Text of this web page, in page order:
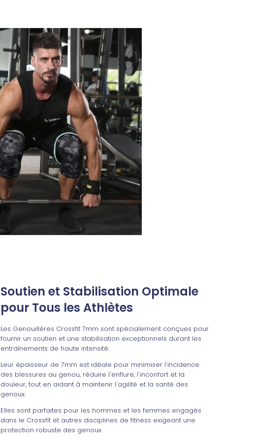
Soutien et Stabilisation Optimale
pour Tous les Athlètes
Les Genouillères Crossfit 7mm sont spécialement conçues pour
fournir un soutien et une stabilisation exceptionnels durant les
entraînements de haute intensité.
Leur épaisseur de 7mm est idéale pour minimiser l'incidence
des blessures au genou, réduire l'enflure, l'inconfort et la
douleur, tout en aidant à maintenir l'agilité et la santé des
genoux.
Elles sont parfaites pour les hommes et les femmes engagés
dans le Crossfit et autres disciplines de fitness exigeant une
protection robuste des genoux.